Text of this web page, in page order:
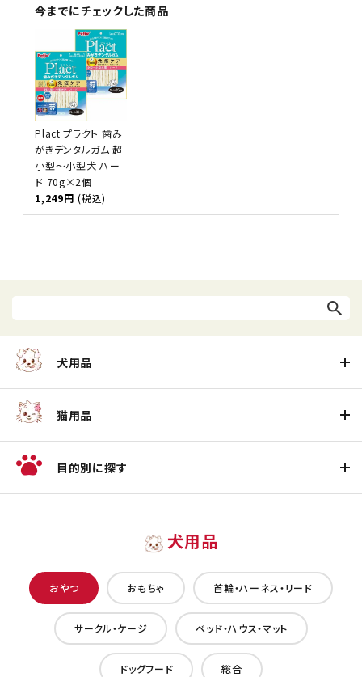
今までにチェックした商品
Plact プラクト 歯み
がきデンタルガム 超
小型～小型犬 ハー
ド 70g×2個
1,249円 (税込)
犬用品
猫用品
目的別に探す
犬用品
おやつ おもちゃ 首輪・ハーネス・リード
サークル・ケージ ベッド・ハウス・マット
ドッグフード 総合